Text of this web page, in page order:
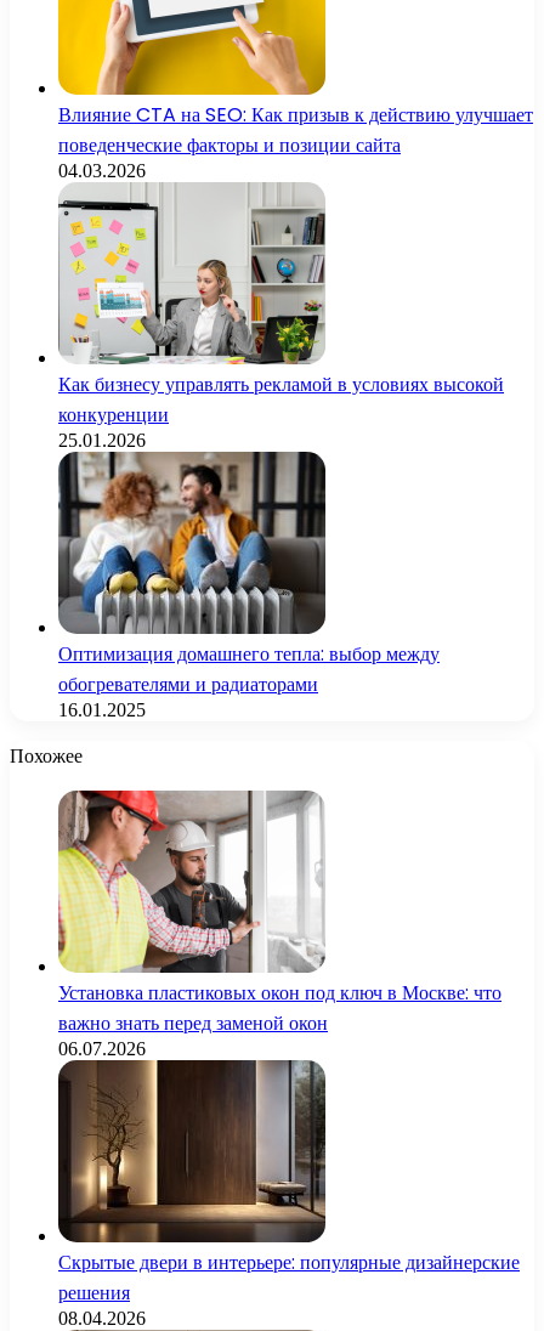
Влияние CTA на SEO: Как призыв к действию улучшает
поведенческие факторы и позиции сайта
04.03.2026
Как бизнесу управлять рекламой в условиях высокой
конкуренции
25.01.2026
Оптимизация домашнего тепла: выбор между
обогревателями и радиаторами
16.01.2025
Похожее
Установка пластиковых окон под ключ в Москве: что
важно знать перед заменой окон
06.07.2026
Скрытые двери в интерьере: популярные дизайнерские
решения
08.04.2026